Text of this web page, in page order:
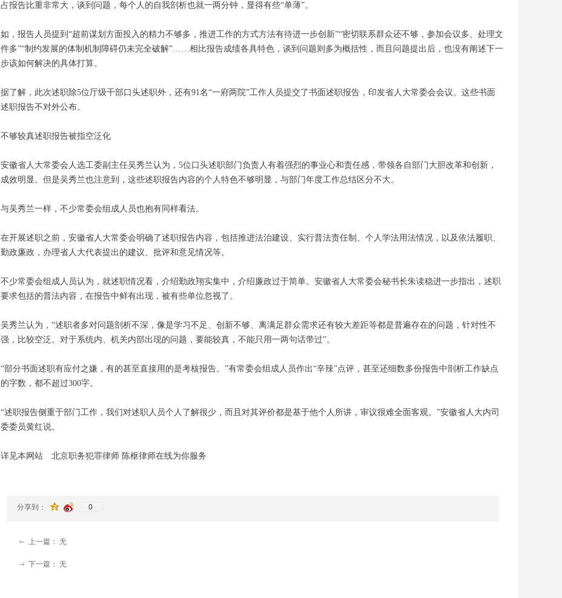
占报告比重非常大，谈到问题，每个人的自我剖析也就一两分钟，显得有些“单薄”。
如，报告人员提到“超前谋划方面投入的精力不够多，推进工作的方式方法有待进一步创新”“密切联系群众还不够，参加会议多、处理文
件多”“制约发展的体制机制障碍仍未完全破解”……相比报告成绩各具特色，谈到问题则多为概括性，而且问题提出后，也没有阐述下一
步该如何解决的具体打算。
据了解，此次述职除5位厅级干部口头述职外，还有91名“一府两院”工作人员提交了书面述职报告，印发省人大常委会会议。这些书面
述职报告不对外公布。
不够较真述职报告被指空泛化
安徽省人大常委会人选工委副主任吴秀兰认为，5位口头述职部门负责人有着强烈的事业心和责任感，带领各自部门大胆改革和创新，
成效明显。但是吴秀兰也注意到，这些述职报告内容的个人特色不够明显，与部门年度工作总结区分不大。
与吴秀兰一样，不少常委会组成人员也抱有同样看法。
在开展述职之前，安徽省人大常委会明确了述职报告内容，包括推进法治建设、实行普法责任制、个人学法用法情况，以及依法履职、
勤政廉政，办理省人大代表提出的建议、批评和意见情况等。
不少常委会组成人员认为，就述职情况看，介绍勤政翔实集中，介绍廉政过于简单。安徽省人大常委会秘书长朱读稳进一步指出，述职
要求包括的普法内容，在报告中鲜有出现，被有些单位忽视了。
吴秀兰认为，“述职者多对问题剖析不深，像是学习不足、创新不够、离满足群众需求还有较大差距等都是普遍存在的问题，针对性不
强，比较空泛。对于系统内、机关内部出现的问题，要能较真，不能只用一两句话带过”。
“部分书面述职有应付之嫌，有的甚至直接用的是考核报告。”有常委会组成人员作出“辛辣”点评，甚至还细数多份报告中剖析工作缺点
的字数，都不超过300字。
“述职报告侧重于部门工作，我们对述职人员个人了解很少，而且对其评价都是基于他个人所讲，审议很难全面客观。”安徽省人大内司
委委员黄红说。
详见本网站 北京职务犯罪律师 陈枢律师在线为你服务
ꂃ 上一篇： 无
ꁹ 下一篇： 无
分享到： 0